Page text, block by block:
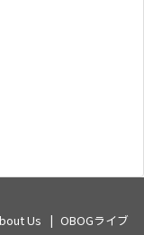
Us OBOGライブ